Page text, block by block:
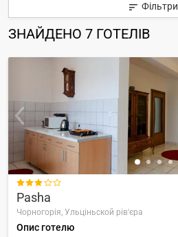
Фільтри
ЗНАЙДЕНО 7 ГОТЕЛІВ

Pasha
Чорногорія, Ульціньской рів'єра
Опис готелю